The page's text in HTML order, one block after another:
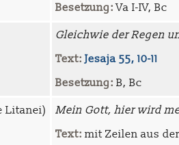
Besetzung:Va I-IV, Bc
Gleichwie der Regen
Text: Jesaja 55, 10-11
Besetzung: B, Bc
Litanei)
Mein Gott, hier wird
Text: mit Zeilen aus